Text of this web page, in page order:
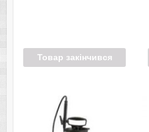
Товар закінчився